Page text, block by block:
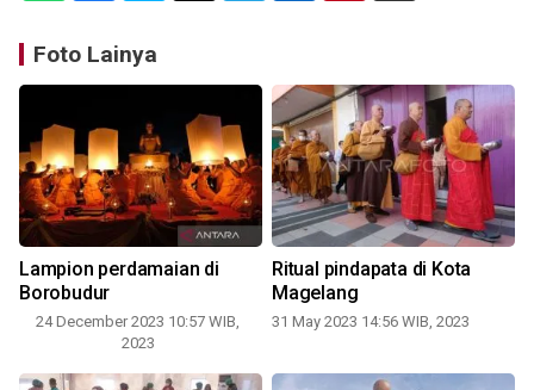
Foto Lainya
Lampion perdamaian di
Borobudur
24 December 2023 10:57 WIB,
2023
Ritual pindapata di Kota
Magelang
31 May 2023 14:56 WIB, 2023